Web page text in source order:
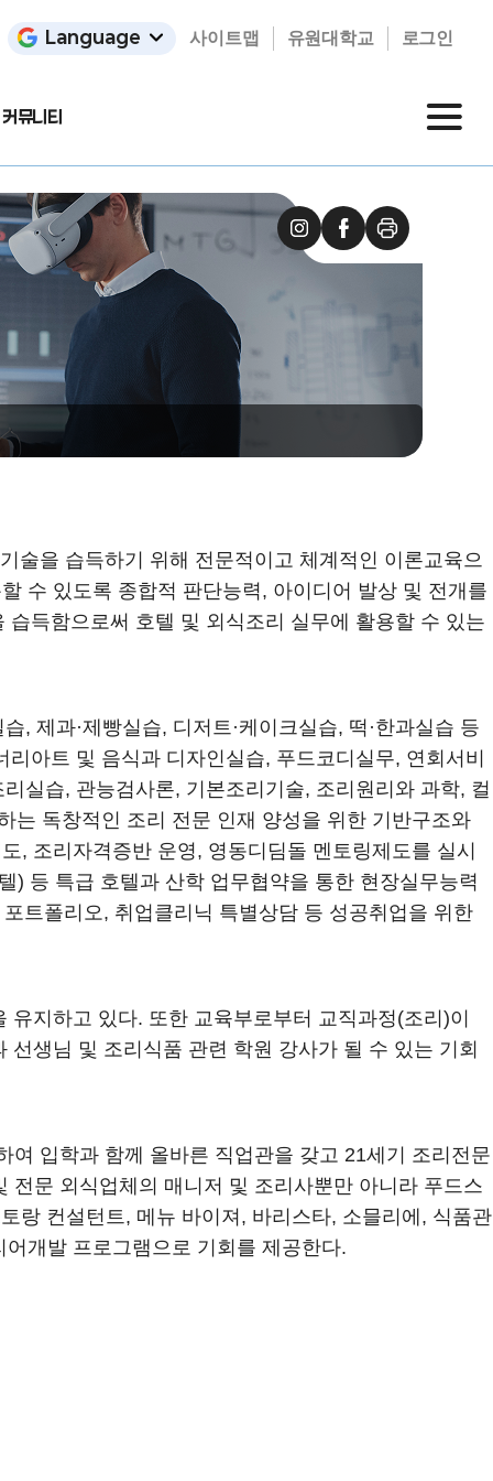
Language 사이트맵 유원대학교 로그인
커뮤니티
술을 습득하기 위해 전문적이고 체계적인 이론교육으
수 있도록 종합적 판단능력, 아이디어 발상 및 전개를
득함으로써 호텔 및 외식조리 실무에 활용할 수 있는
, 제과·제빵실습, 디저트·케이크실습, 떡·한과실습 등
아트 및 음식과 디자인실습, 푸드코디실무, 연회서비
실습, 관능검사론, 기본조리기술, 조리원리와 과학, 컬
는 독창적인 조리 전문 인재 양성을 위한 기반구조와
, 조리자격증반 운영, 영동디딤돌 멘토링제도를 실시
) 등 특급 호텔과 산학 업무협약을 통한 현장실무능력
트폴리오, 취업클리닉 특별상담 등 성공취업을 위한
지하고 있다. 또한 교육부로부터 교직과정(조리)이
생님 및 조리식품 관련 학원 강사가 될 수 있는 기회
입학과 함께 올바른 직업관을 갖고 21세기 조리전문
전문 외식업체의 매니저 및 조리사뿐만 아니라 푸드스
랑 컨설턴트, 메뉴 바이져, 바리스타, 소믈리에, 식품관
개발 프로그램으로 기회를 제공한다.